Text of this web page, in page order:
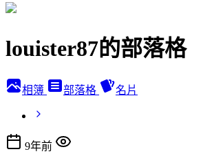
louister87的部落格
相簿 部落格 名片
9年前